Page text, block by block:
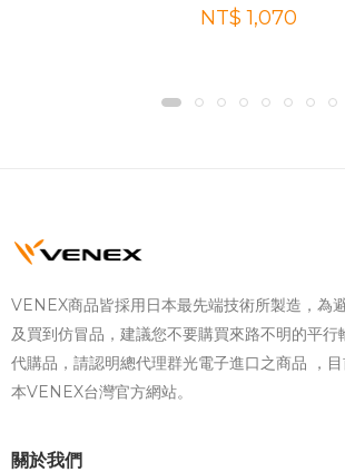
NT$ 1,070
VENEX商品皆採用日本最先端技術所製造，為
及買到仿冒品，建議您不要購買來路不明的平
代購品，請認明總代理群光電子進口之商品 ，
本VENEX台灣官方網站。
關於我們